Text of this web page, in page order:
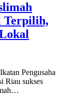
Terpilih,
Pengusaha
Riau sukses